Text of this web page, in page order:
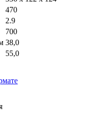
470
2.9
700
38,0
55,0